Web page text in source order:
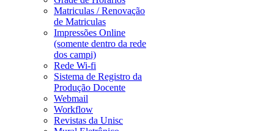
Matriculas / Renovação
de Matriculas
Impressões Online
(somente dentro da rede
dos campi)
Rede Wi-fi
Sistema de Registro da
Produção Docente
Webmail
Workflow
Revistas da Unisc